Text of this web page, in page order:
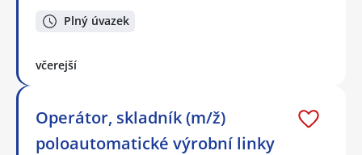
Plný úvazek
včerejší
Operátor, skladník (m/ž)
poloautomatické výrobní linky